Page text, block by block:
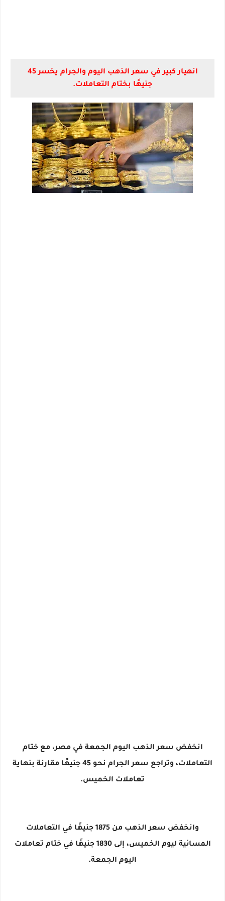
انهيار كبير في سعر الذهب اليوم والجرام يخسر 45
جنيهًا بختام التعاملات.
انخفض سعر الذهب اليوم الجمعة في مصر، مع ختام
التعاملات، وتراجع سعر الجرام نحو 45 جنيهًا مقارنة بنهاية
تعاملات الخميس.
وانخفض سعر الذهب من 1875 جنيهًا في التعاملات
المسائية ليوم الخميس، إلى 1830 جنيهًا في ختام تعاملات
اليوم الجمعة.